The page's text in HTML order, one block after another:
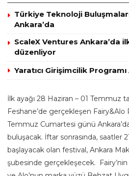
Türkiye Teknoloji
Ankara’da
ScaleX Ventures Ankara’da
düzenliyor
Yaratıcı Girişimcilik Programı
İlk ayağı 28 Haziran – 01 Temmuz
Feshane’de gerçekleşen
Temmuz Cumartesi günü
buluşacak. İftar sonrasında, saatler
başlayacak olan festival, Ankara
şubesinde gerçekleşecek.